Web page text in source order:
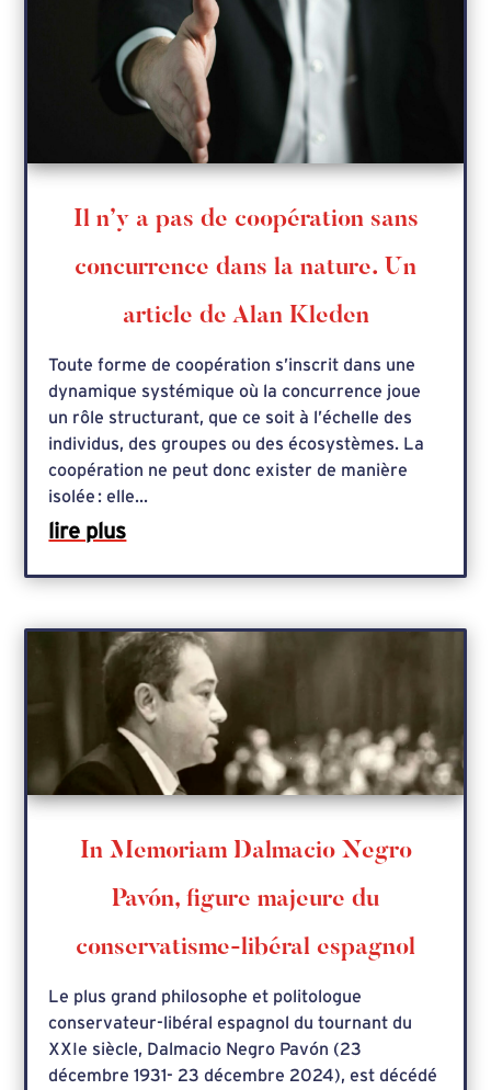
Il n’y a pas de coopération sans
concurrence dans la nature. Un
article de Alan Kleden
Toute forme de coopération s’inscrit dans une
dynamique systémique où la concurrence joue
un rôle structurant, que ce soit à l’échelle des
individus, des groupes ou des écosystèmes. La
coopération ne peut donc exister de manière
isolée : elle...
lire plus
In Memoriam Dalmacio Negro
Pavón, figure majeure du
conservatisme-libéral espagnol
Le plus grand philosophe et politologue
conservateur-libéral espagnol du tournant du
XXIe siècle, Dalmacio Negro Pavón (23
décembre 1931- 23 décembre 2024), est décédé